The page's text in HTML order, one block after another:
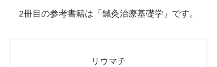
2冊目の参考書籍は「鍼灸治療基礎学」です。
リウマチ